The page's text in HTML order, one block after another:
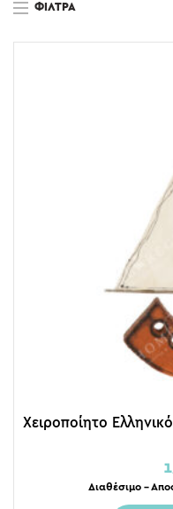
ΦΊΛΤΡΑ
Χειροποίητο
Διαθέσιμο –